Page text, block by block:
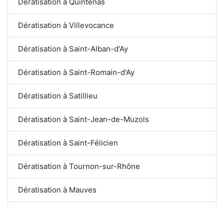
Dératisation à Villevocance
Dératisation à Saint-Alban-d'Ay
Dératisation à Saint-Romain-d'Ay
Dératisation à Satillieu
Dératisation à Saint-Jean-de-Muzols
Dératisation à Saint-Félicien
Dératisation à Tournon-sur-Rhône
Dératisation à Mauves